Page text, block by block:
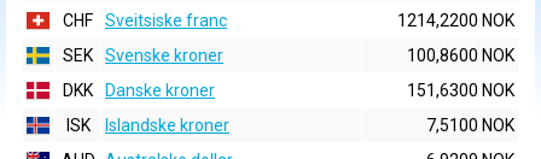
CHF
Sveitsiske franc
1214,2200 NOK
SEK
Svenske kroner
100,8600 NOK
DKK
Danske kroner
151,6300 NOK
ISK
Islandske kroner
7,5100 NOK